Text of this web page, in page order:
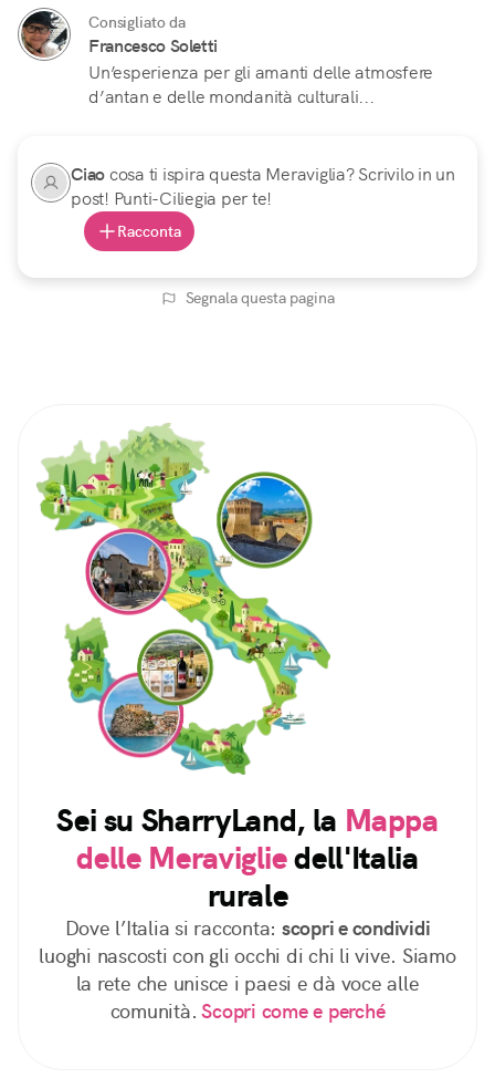
Consigliato da
Francesco Soletti
Un’esperienza per gli amanti delle atmosfere
d’antan e delle mondanità culturali...
Ciaocosa ti ispira questa Meraviglia? Scrivilo in un
post! Punti-Ciliegia per te!
Racconta
Segnala questa pagina
Sei su SharryLand, la Mappa
delle Meravigliedell'Italia
rurale
Dove l’Italia si racconta: scopri e condividi
luoghi nascosti con gli occhi di chi li vive. Siamo
la rete che unisce i paesi e dà voce alle
comunità. Scopri come e perché